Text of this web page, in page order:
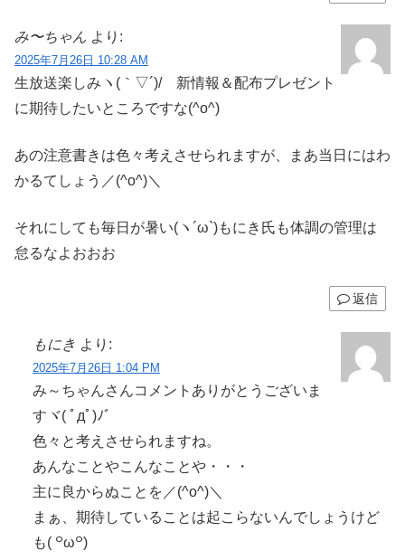
み〜ちゃん より:
2025年7月26日 10:28 AM
生放送楽しみヽ(｀▽´)/ 新情報＆配布プレゼント
に期待したいところですな(^o^)
あの注意書きは色々考えさせられますが、まあ当日にはわ
かるてしょう／(^o^)＼
それにしても毎日が暑い(ヽ´ω`)もにき氏も体調の管理は
怠るなよおおお
返信
もにき より:
2025年7月26日 1:04 PM
み～ちゃんさんコメントありがとうございま
すヾ( ﾟдﾟ)ﾉ゛
色々と考えさせられますね。
あんなことやこんなことや・・・
主に良からぬことを／(^o^)＼
まぁ、期待していることは起こらないんでしょうけど
も( ꒪ω꒪)